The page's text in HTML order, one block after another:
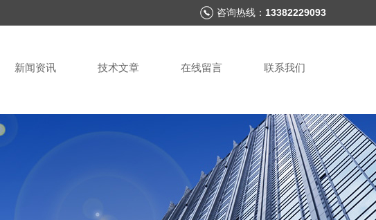
咨询热线： 13382229093
新闻资讯 技术文章 在线留言 联系我们